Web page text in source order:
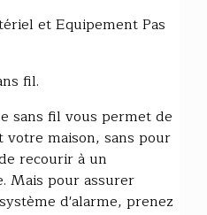
et Equipement Pas
fil.
sans fil vous permet de
maison, sans pour
recourir à un
Mais pour assurer
d'alarme, prenez